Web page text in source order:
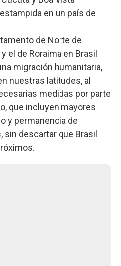
en un país de
de Norte de
el de Roraima en Brasil
migración humanitaria,
nuestras latitudes, al
medidas por parte
que incluyen mayores
y permanencia de
sin descartar que Brasil